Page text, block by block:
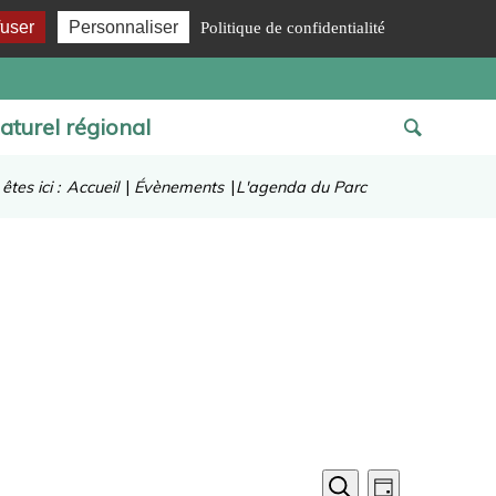
régional
ici : Accueil | Évènements |L'agenda du Parc
RechercheNavigation
Personnaliser Politique de confidentialité